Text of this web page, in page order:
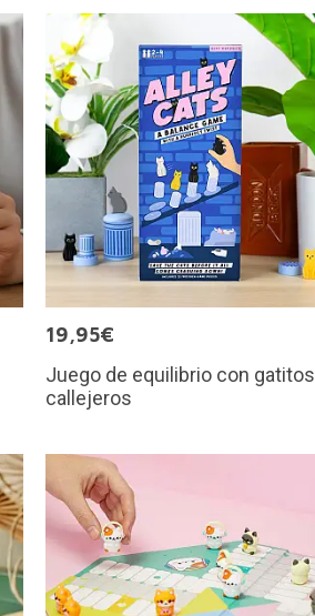
19,95€
Juego de equilibrio con gatitos
callejeros